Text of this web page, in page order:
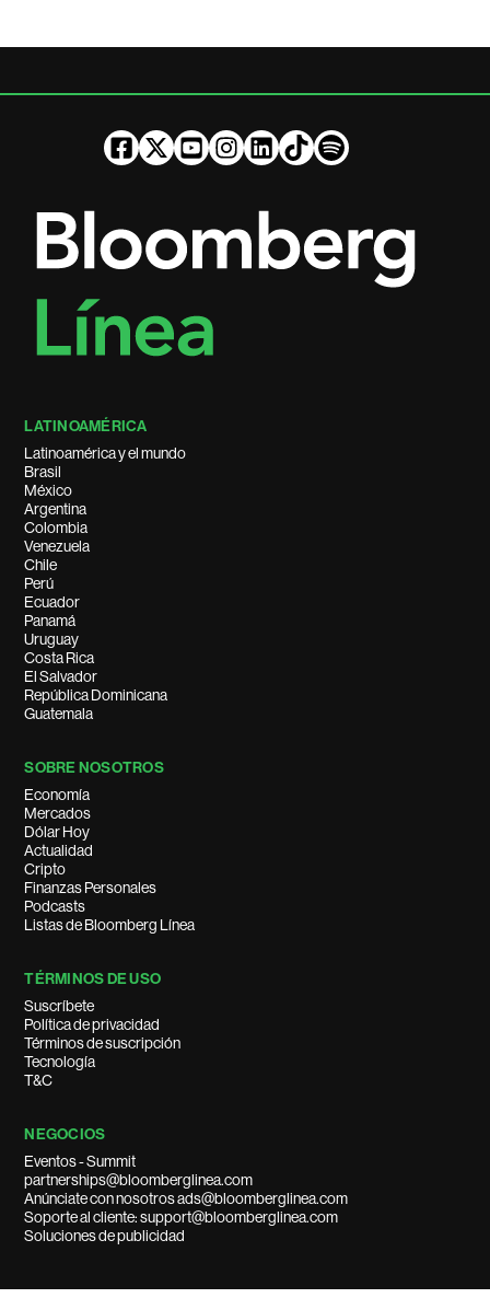
LATINOAMÉRICA
Latinoamérica y el mundo
Brasil
México
Argentina
Colombia
Venezuela
Chile
Perú
Ecuador
Panamá
Uruguay
Costa Rica
El Salvador
República Dominicana
Guatemala
SOBRE NOSOTROS
Economía
Mercados
Dólar Hoy
Actualidad
Cripto
Finanzas Personales
Podcasts
Listas de Bloomberg Línea
TÉRMINOS DE USO
Suscríbete
Política de privacidad
Términos de suscripción
Tecnología
T&C
NEGOCIOS
Eventos - Summit
partnerships@bloomberglinea.com
Anúnciate con nosotros ads@bloomberglinea.com
Soporte al cliente: support@bloomberglinea.com
Soluciones de publicidad